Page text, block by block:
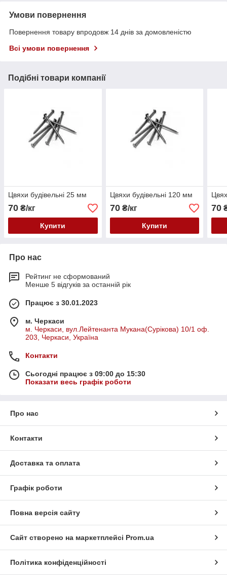
Умови повернення
Повернення товару впродовж 14 днів за домовленістю
Всі умови повернення
Подібні товари компанії
Цвяхи будівельні 25 мм
70 ₴/кг
Купити
Цвяхи будівельні 120 мм
70₴/кг
Купити
70
Про нас
Рейтинг не сформований
Менше 5 відгуків за останній рік
Працює з 30.01.2023
м. Черкаси
м. Черкаси, вул.Лейтенанта Мукана(Сурікова) 10/1 оф.
203, Черкаси, Україна
Контакти
Сьогодні працює з 09:00 до 15:30
Показати весь графік роботи
Про нас
Контакти
Доставка та оплата
Графік роботи
Повна версія сайту
Сайт створено на маркетплейсі Prom.ua
Політика конфіденційності